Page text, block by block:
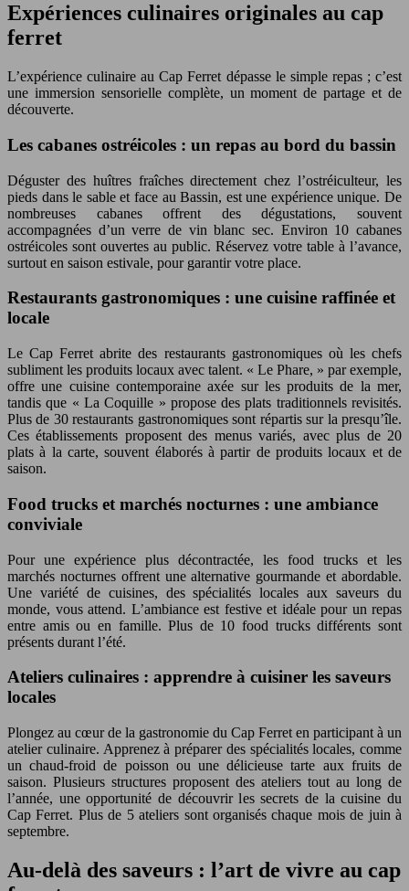
Expériences culinaires originales au cap
ferret
L’expérience culinaire au Cap Ferret dépasse le simple repas ; c’est
une immersion sensorielle complète, un moment de partage et de
découverte.
Les cabanes ostréicoles : un repas au bord du bassin
Déguster des huîtres fraîches directement chez l’ostréiculteur, les
pieds dans le sable et face au Bassin, est une expérience unique. De
nombreuses cabanes offrent des dégustations, souvent
accompagnées d’un verre de vin blanc sec. Environ 10 cabanes
ostréicoles sont ouvertes au public. Réservez votre table à l’avance,
surtout en saison estivale, pour garantir votre place.
Restaurants gastronomiques : une cuisine raffinée et
locale
Le Cap Ferret abrite des restaurants gastronomiques où les chefs
subliment les produits locaux avec talent. « Le Phare, » par exemple,
offre une cuisine contemporaine axée sur les produits de la mer,
tandis que « La Coquille » propose des plats traditionnels revisités.
Plus de 30 restaurants gastronomiques sont répartis sur la presqu’île.
Ces établissements proposent des menus variés, avec plus de 20
plats à la carte, souvent élaborés à partir de produits locaux et de
saison.
Food trucks et marchés nocturnes : une ambiance
conviviale
Pour une expérience plus décontractée, les food trucks et les
marchés nocturnes offrent une alternative gourmande et abordable.
Une variété de cuisines, des spécialités locales aux saveurs du
monde, vous attend. L’ambiance est festive et idéale pour un repas
entre amis ou en famille. Plus de 10 food trucks différents sont
présents durant l’été.
Ateliers culinaires : apprendre à cuisiner les saveurs
locales
Plongez au cœur de la gastronomie du Cap Ferret en participant à un
atelier culinaire. Apprenez à préparer des spécialités locales, comme
un chaud-froid de poisson ou une délicieuse tarte aux fruits de
saison. Plusieurs structures proposent des ateliers tout au long de
l’année, une opportunité de découvrir les secrets de la cuisine du
Cap Ferret. Plus de 5 ateliers sont organisés chaque mois de juin à
septembre.
Au-delà des saveurs : l’art de vivre au cap